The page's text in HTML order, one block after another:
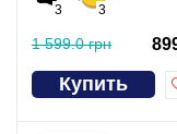
3 3
1 599.0 грн
Купить